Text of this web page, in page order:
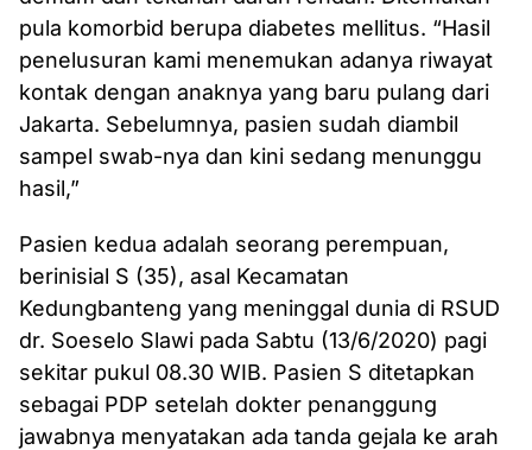
pula komorbid berupa diabetes mellitus. “Hasil
penelusuran kami menemukan adanya riwayat
kontak dengan anaknya yang baru pulang dari
Jakarta. Sebelumnya, pasien sudah diambil
sampel swab-nya dan kini sedang menunggu
hasil,”
Pasien kedua adalah seorang perempuan,
berinisial S (35), asal Kecamatan
Kedungbanteng yang meninggal dunia di RSUD
dr. Soeselo Slawi pada Sabtu (13/6/2020) pagi
sekitar pukul 08.30 WIB. Pasien S ditetapkan
sebagai PDP setelah dokter penanggung
jawabnya menyatakan ada tanda gejala ke arah